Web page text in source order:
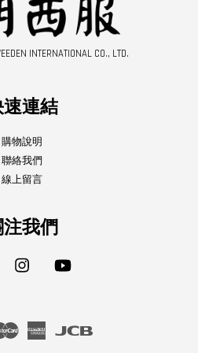
INTERNATIONAL CO., LTD.
連結
購物說明
聯絡我們
線上留言
注我們
Instagram
Master
American